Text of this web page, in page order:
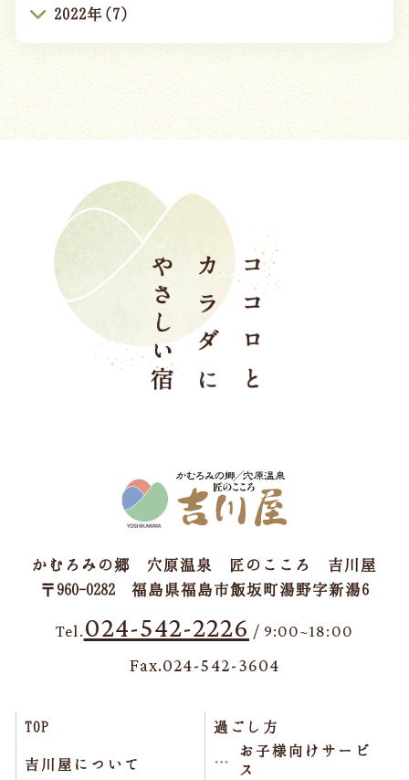
2022年(7)
かむろみの郷 穴原温泉 匠のこころ 吉川屋
〒960-0282 福島県福島市飯坂町湯野字新湯6
Tel. 024-542-2226 / 9:00~18:00
Fax.024-542-3604
TOP
吉川屋について
過ごし方
お子様向けサービ
ス